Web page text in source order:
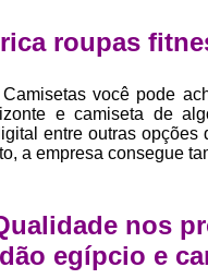
roupas
você pode
e camiseta de
entre outras
a empresa consegue
nos
egípcio e